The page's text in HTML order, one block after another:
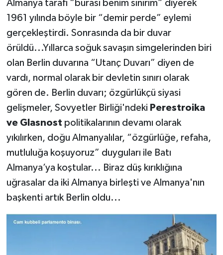
Almanya tarafı “burası benim sınırım” diyerek
1961 yılında böyle bir “demir perde” eylemi
gerçekleştirdi. Sonrasında da bir duvar
örüldü...Yıllarca soğuk savaşın simgelerinden biri
olan Berlin duvarına “Utanç Duvarı” diyen de
vardı, normal olarak bir devletin sınırı olarak
gören de. Berlin duvarı; özgürlükçü siyasi
gelişmeler, Sovyetler Birliği'ndeki Perestroika
ve Glasnost politikalarının devamı olarak
yıkılırken, doğu Almanyalılar, “özgürlüğe, refaha,
mutluluğa koşuyoruz” duyguları ile Batı
Almanya’ya koştular... Biraz düş kırıklığına
uğrasalar da iki Almanya birleşti ve Almanya'nın
başkenti artık Berlin oldu...